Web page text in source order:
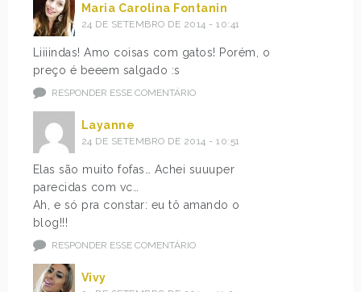
Maria Carolina Fontanin
24 DE SETEMBRO DE 2014 - 10:41
Liiiindas! Amo coisas com gatos! Porém, o
preço é beeem salgado :s
RESPONDER ESSE COMENTÁRIO
Layanne
24 DE SETEMBRO DE 2014 - 10:51
Elas são muito fofas… Achei suuuper
parecidas com vc…
Ah, e só pra constar: eu tô amando o
blog!!!
RESPONDER ESSE COMENTÁRIO
Vivy